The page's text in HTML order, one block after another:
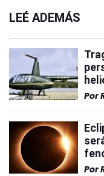
LEÉ ADEMÁS
Por
Por